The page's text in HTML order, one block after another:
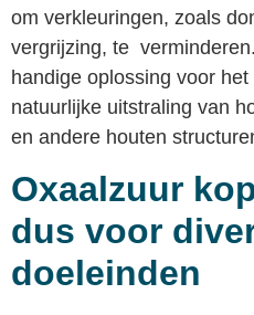
om verkleuringen, zoals
vergrijzing, te
handige oplossing voor
natuurlijke uitstraling van
en andere houten
Oxaalzuur
dus voor
doeleinden